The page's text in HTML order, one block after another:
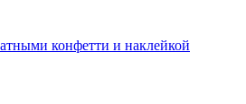
конфетти и наклейкой